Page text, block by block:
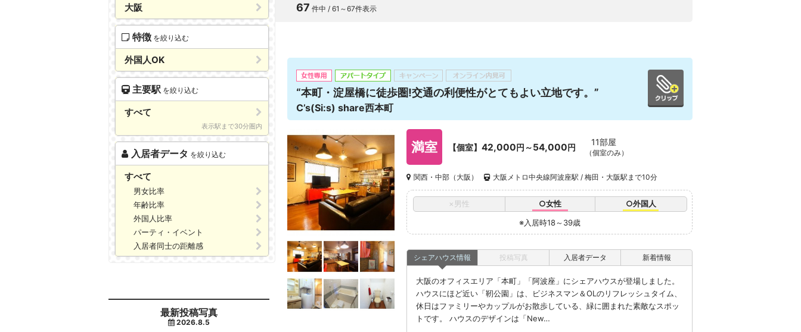
大阪
特徴 を絞り込む
外国人OK
主要駅 を絞り込む
すべて
表示駅まで30分圏内
入居者データ を絞り込む
すべて
男女比率
年齢比率
外国人比率
パーティ・イベント
入居者同士の距離感
最新投稿写真
2026.8.5
67 件中 / 61～67件表示
“本町・淀屋橋に徒歩圏!交通の利便性がとてもよい立地です。”
C’s(Si:s) share西本町
満室 【個室】 42,000円～54,000円 11部屋
（個室のみ）
関西・中部（大阪） 大阪メトロ中央線阿波座駅 / 梅田・大阪駅まで10分
×男性 ○女性
○外国人
※入居時18～39歳
シェアハウス情報
大阪のオフィスエリア「本町」「阿波座」にシェアハウスが登場しました。
ハウスにほど近い「靭公園」は、ビジネスマン＆OLのリフレッシュタイム、
休日はファミリーやカップルがお散歩している、緑に囲まれた素敵なスポッ
トです。 ハウスのデザインは「New…
投稿写真 入居者データ 新着情報